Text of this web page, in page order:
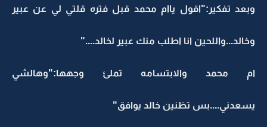
وبعد تفكير:"اقول ياام محمد قبل فتره قلتي لي عن عبير
وخالد...واللحين انا اطلب منك عبير لخالد...."
ام محمد والابتسامه تملئ وجهها:"وهالشي
يسعدني....بس تظنين خالد يوافق"